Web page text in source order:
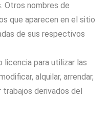
Otros nombres de
que aparecen en el sitio
de sus respectivos
licencia para utilizar las
alquilar, arrendar,
trabajos derivados del